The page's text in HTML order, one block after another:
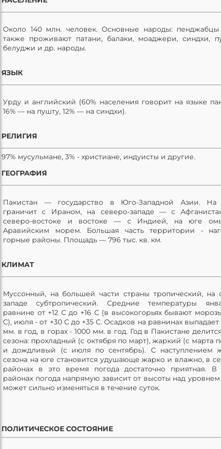
Около 140 млн. человек. Основные народы: пенджабцы
также проживают патани, балаки, моаджери, синдхи,
белуджи и др. народы.
ЯЗЫК
Урду и английский (60% населения говорит на языке
16% — на пушту, 12% — на синдхи).
РЕЛИГИЯ
97% мусульмане, 3% - христиане, индуисты и другие.
ГЕОГРАФИЯ
Пакистан — государство в Юго-Западной Азии. На
граничит с Ираном, на северо-западе — с
северо-востоке и востоке — с Индией, на юге
Аравийским морем. Большая часть территории -
горные районы. Площадь — 796 тыс. кв. км.
КЛИМАТ
Муссонный, на большей части страны тропический, на
западе субтропический. Средние температуры
равнине от +12 С до +16 С (в высокогорьях бывают
С), июля - от +30 С до +35 С. Осадков на равнинах выпадает
мм. в год, в горах - 1000 мм. в год. Год в Пакистане
сезона: прохладный (с октября по март), жаркий (с марта
и дождливый (с июля по сентябрь). С наступлением
сезона на юге становится удушающе жарко и влажно, в
районах в это время погода достаточно приятная. В
районах погода напрямую зависит от высоты над
может сильно изменяться в течение суток.
ПОЛИТИЧЕСКОЕ СОСТОЯНИЕ